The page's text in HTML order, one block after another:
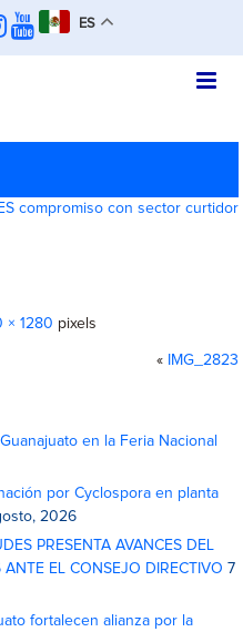
ES
compromiso con sector curtidor
× 1280 pixels
« IMG_2823
en la Feria Nacional
por Cyclospora en planta
2026
PRESENTA AVANCES DEL
EL CONSEJO DIRECTIVO 7
fortalecen alianza por la